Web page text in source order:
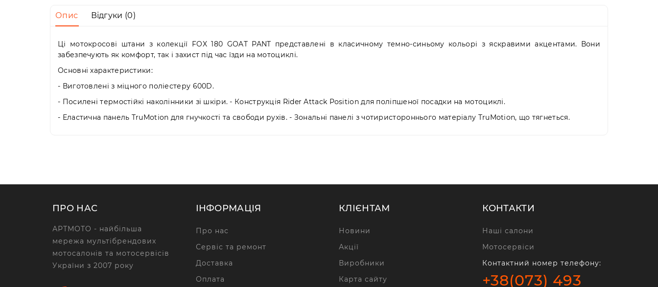
Опис Відгуки (0)
Ці мотокросові штани з колекції FOX 180 GOAT PANT представлені в класичному темно-синьому кольорі з яскравими акцентами. Вони
забезпечують як комфорт, так і захист під час їзди на мотоциклі.
Основні характеристики:
- Виготовлені з міцного поліестеру 600D.
- Посилені термостійкі наколінники зі шкіри. - Конструкція Rider Attack Position для поліпшеної посадки на мотоциклі.
- Еластична панель TruMotion для гнучкості та свободи рухів. - Зональні панелі з чотиристороннього матеріалу TruMotion, що тягнеться.
ПРО НАС
АРТМОТО - найбільша
мережа мультібрендових
мотосалонів та мотосервісів
України з 2007 року
ІНФОРМАЦІЯ
Про нас
Сервіс та ремонт
Доставка
Оплата
КЛІЄНТАМ
Новини
Акції
Виробники
Карта сайту
КОНТАКТИ
Наші салони
Мотосервіси
Контактний номер телефону:
+38(073) 493